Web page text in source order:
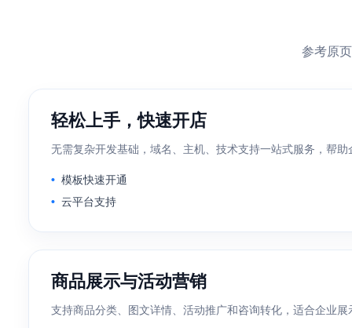
参考原
轻松上手，快速开店
无需复杂开发基础，域名、主机、技术支持一站式服务，帮
模板快速开通
云平台支持
商品展示与活动营销
支持商品分类、图文详情、活动推广和咨询转化，适合企业